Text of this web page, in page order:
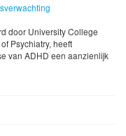
door University College
Psychiatry, heeft
van ADHD een aanzienlijk